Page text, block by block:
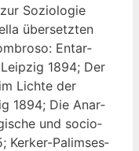
Sozio­lo­gie
über­setz­ten
Ent­ar­
1894; Der
Lich­te der
1894; Die Anar­
und socio­
Ker­ker-Palim­ses­